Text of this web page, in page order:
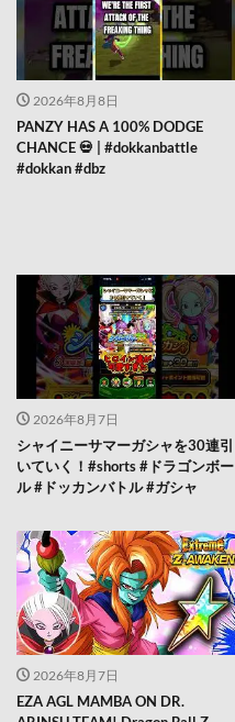
2026年8月8日
PANZY HAS A 100% DODGE
CHANCE 💀 | #dokkanbattle
#dokkan #dbz
2026年8月7日
シャイニーサマーガシャを30連引
いていく！#shorts #ドラゴンボー
ル #ドッカンバトル #ガシャ
2026年8月7日
EZA AGL MAMBA ON DR.